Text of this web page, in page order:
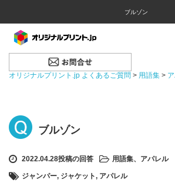
ブルゾン
オリジナルプリント.jp よくあるご質問 > 用語集 >
ブルゾン
2022.04.28投稿の回答 用語集、 アパレル
ジャンパー, ジャケット, アパレル